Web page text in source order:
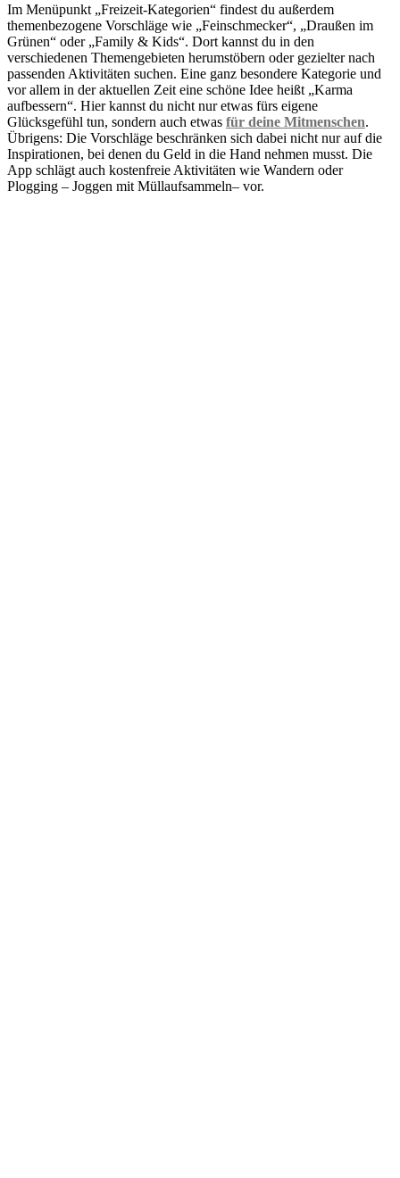
Im Menüpunkt „Freizeit-Kategorien“ findest du außerdem
themenbezogene Vorschläge wie „Feinschmecker“, „Draußen im
Grünen“ oder „Family & Kids“. Dort kannst du in den
verschiedenen Themengebieten herumstöbern oder gezielter nach
passenden Aktivitäten suchen. Eine ganz besondere Kategorie und
vor allem in der aktuellen Zeit eine schöne Idee heißt „Karma
aufbessern“. Hier kannst du nicht nur etwas fürs eigene
Glücksgefühl tun, sondern auch etwas für deine Mitmenschen.
Übrigens: Die Vorschläge beschränken sich dabei nicht nur auf die
Inspirationen, bei denen du Geld in die Hand nehmen musst. Die
App schlägt auch kostenfreie Aktivitäten wie Wandern oder
Plogging – Joggen mit Müllaufsammeln– vor.